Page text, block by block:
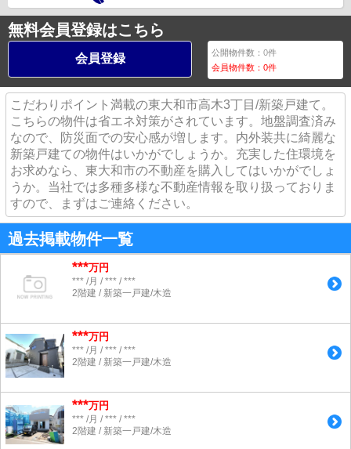
無料会員登録はこちら
会員登録 公開物件数：0件
会員物件数：0件
こだわりポイント満載の東大和市高木3丁目/新築戸建て。
こちらの物件は省エネ対策がされています。地盤調査済み
なので、防災面での安心感が増します。内外装共に綺麗な
新築戸建ての物件はいかがでしょうか。充実した住環境を
お求めなら、東大和市の不動産を購入してはいかがでしょ
うか。当社では多種多様な不動産情報を取り扱っておりま
すので、まずはご連絡ください。
過去掲載物件一覧
***万円
*** /月 / *** / ***
2階建 / 新築一戸建/木造
***万円
*** /月 / *** / ***
2階建 / 新築一戸建/木造
***万円
*** /月 / *** / ***
2階建 / 新築一戸建/木造